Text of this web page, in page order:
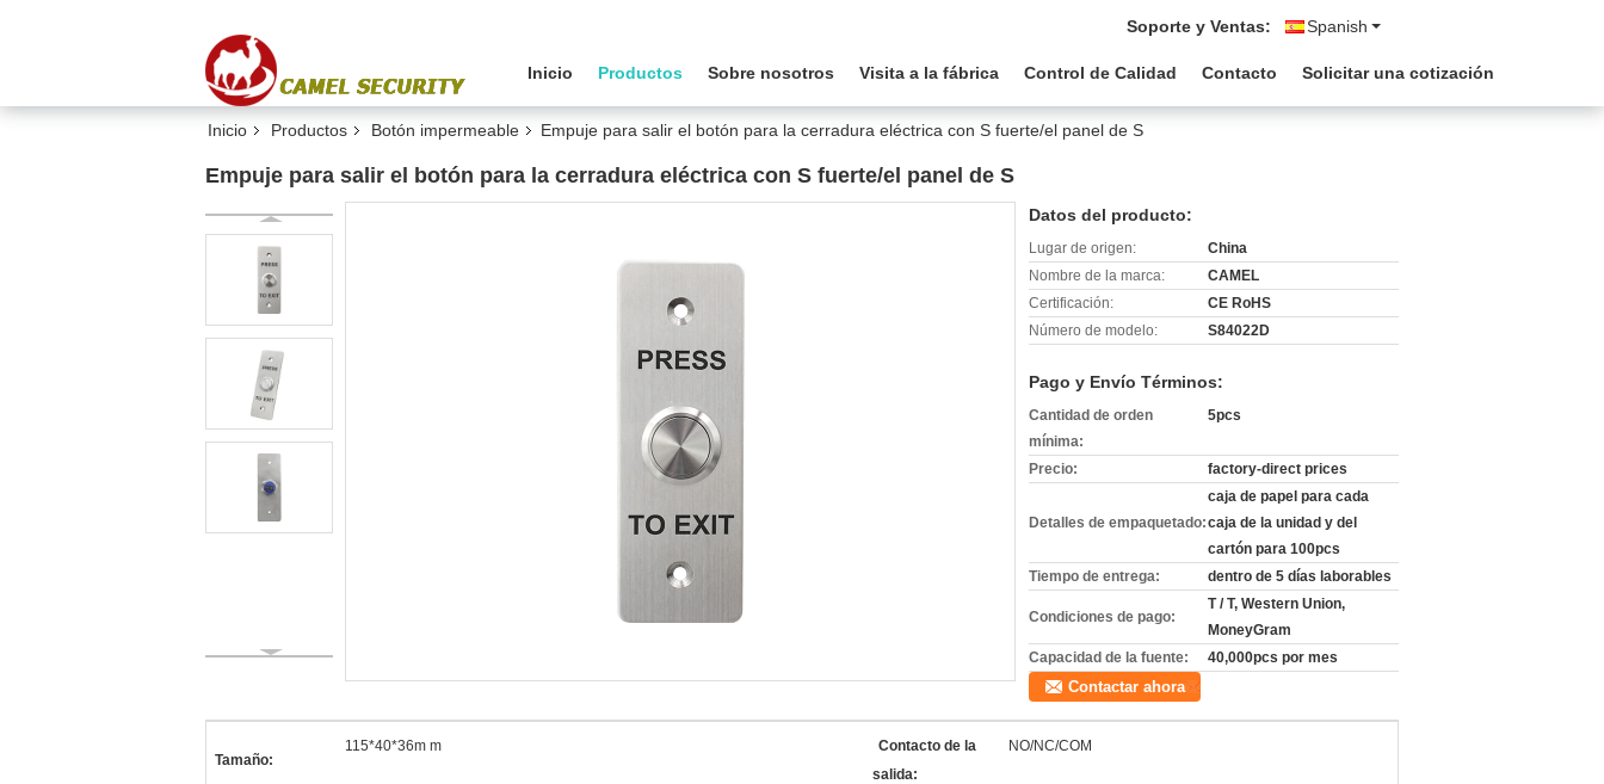
Spanish
Soporte y Ventas:
Inicio Productos Sobre nosotros Visita a la fábrica Control de Calidad Contacto Solicitar una cotización
Inicio Productos Botón impermeable Empuje para salir el botón para la cerradura eléctrica con S fuerte/el panel de S
Empuje para salir el botón para la cerradura eléctrica con S fuerte/el panel de S
Datos del producto:
Lugar de origen:
China
Nombre de la marca:
CAMEL
Certificación:
CE RoHS
Número de modelo:
S84022D
Pago y Envío Términos:
Cantidad de orden
mínima:
5pcs
Precio: factory-direct prices
Detalles de empaquetado:
caja de papel para cada
caja de la unidad y del
cartón para 100pcs
Tiempo de entrega:
dentro de 5 días laborables
Condiciones de pago:
T / T, Western Union,
MoneyGram
Capacidad de la fuente:
40,000pcs por mes
Contactar ahora
Tamaño:
115*40*36m m
Contacto de la
salida:
NO/NC/COM